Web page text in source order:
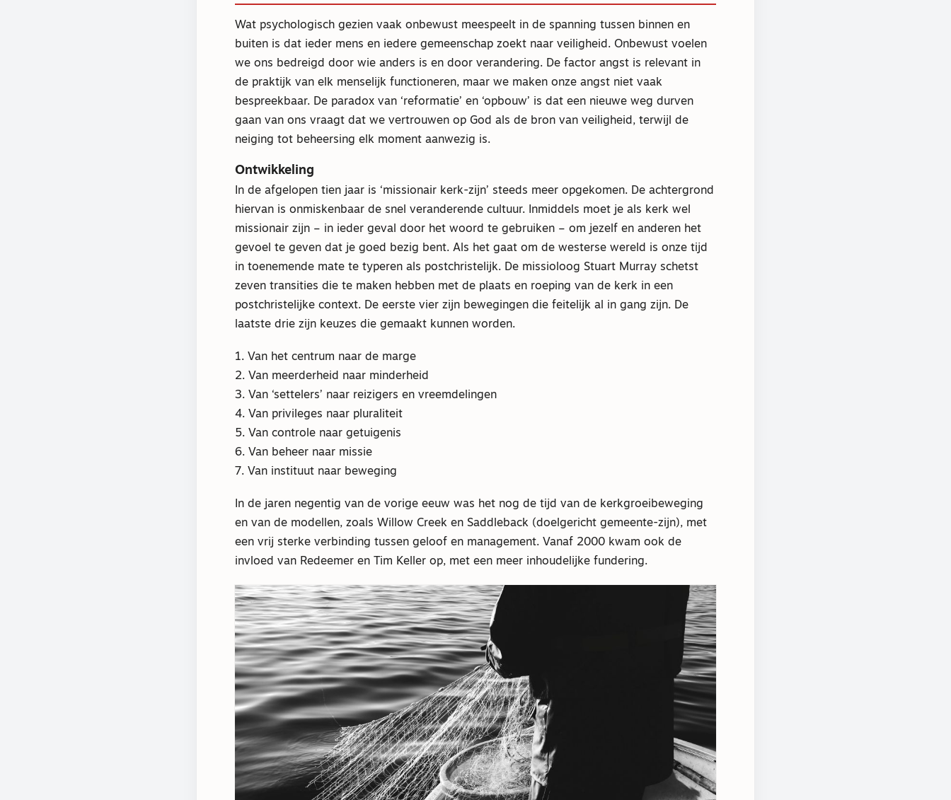
Wat psychologisch gezien vaak onbewust meespeelt in de spanning tussen binnen en
buiten is dat ieder mens en iedere gemeenschap zoekt naar veiligheid. Onbewust voelen
we ons bedreigd door wie anders is en door verandering. De factor angst is relevant in
de praktijk van elk menselijk functioneren, maar we maken onze angst niet vaak
bespreekbaar. De paradox van ‘reformatie’ en ‘opbouw’ is dat een nieuwe weg durven
gaan van ons vraagt dat we vertrouwen op God als de bron van veiligheid, terwijl de
neiging tot beheersing elk moment aanwezig is.
Ontwikkeling
In de afgelopen tien jaar is ‘missionair kerk-zijn’ steeds meer opgekomen. De achtergrond
hiervan is onmiskenbaar de snel veranderende cultuur. Inmiddels moet je als kerk wel
missionair zijn – in ieder geval door het woord te gebruiken – om jezelf en anderen het
gevoel te geven dat je goed bezig bent. Als het gaat om de westerse wereld is onze tijd
in toenemende mate te typeren als postchristelijk. De missioloog Stuart Murray schetst
zeven transities die te maken hebben met de plaats en roeping van de kerk in een
postchristelijke context. De eerste vier zijn bewegingen die feitelijk al in gang zijn. De
laatste drie zijn keuzes die gemaakt kunnen worden.
1. Van het centrum naar de marge
2. Van meerderheid naar minderheid
3. Van ‘settelers’ naar reizigers en vreemdelingen
4. Van privileges naar pluraliteit
5. Van controle naar getuigenis
6. Van beheer naar missie
7. Van instituut naar beweging
In de jaren negentig van de vorige eeuw was het nog de tijd van de kerkgroeibeweging
en van de modellen, zoals Willow Creek en Saddleback (doelgericht gemeente-zijn), met
een vrij sterke verbinding tussen geloof en management. Vanaf 2000 kwam ook de
invloed van Redeemer en Tim Keller op, met een meer inhoudelijke fundering.